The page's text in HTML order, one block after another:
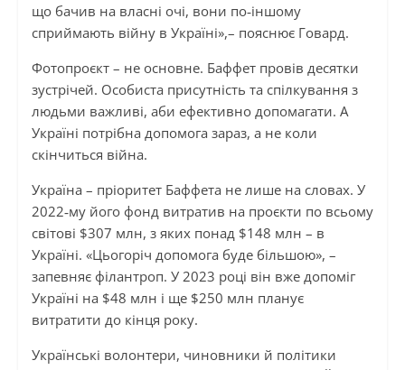
що бачив на власні очі, вони по‑іншому
сприймають війну в Україні»,– пояснює Говард.
Фотопроєкт – не основне. Баффет провів десятки
зустрічей. Особиста присутність та спілкування з
людьми важливі, аби ефективно допомагати. А
Україні потрібна допомога зараз, а не коли
скінчиться війна.
Україна – пріоритет Баффета не лише на словах. У
2022‑му його фонд витратив на проєкти по всьому
світові $307 млн, з яких понад $148 млн – в
Україні. «Цьогоріч допомога буде більшою», –
запевняє філантроп. У 2023 році він вже допоміг
Україні на $48 млн і ще $250 млн планує
витратити до кінця року.
Українські волонтери, чиновники й політики